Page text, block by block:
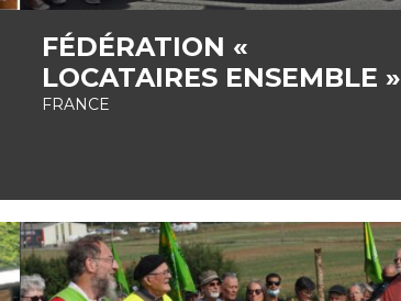
FÉDÉRATION «
LOCATAIRES ENSEMBLE »
FRANCE